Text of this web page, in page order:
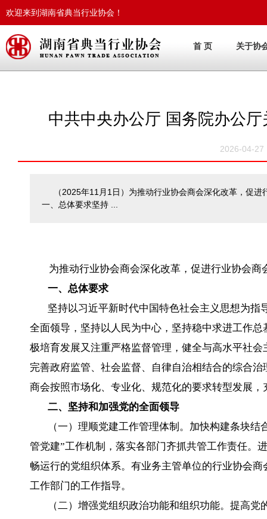
欢迎来到湖南省典当行业协会！
首 页 关于协
中共中央办公厅 国务院办公
2026-04-
（2025年11月1日）为推动行业协会商会深化改革，促
一、总体要求坚持 ...
为推动行业协会商会深化改革，促进行业协会
一、总体要求
坚持以习近平新时代中国特色社会主义思想为
全面领导，坚持以人民为中心，坚持稳中求进工作
极培育发展又注重严格监督管理，健全与高水平社
完善政府监管、社会监督、自律自治相结合的综合
商会按照市场化、专业化、规范化的要求转型发展
二、坚持和加强党的全面领导
（一）理顺党建工作管理体制。加快构建条块
管党建”工作机制，落实各部门齐抓共管工作责任。
畅运行的党组织体系。有业务主管单位的行业协会
工作部门的工作指导。
（二）增强党组织政治功能和组织功能。提高